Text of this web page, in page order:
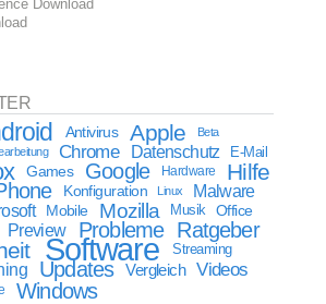
Download
Antivirus Apple
Beta
Chrome Datenschutz E-Mail
Games Google Hardware Hilfe
Konfiguration Linux Malware
Mobile Mozilla Musik Office
Preview Probleme Ratgeber
Software Streaming
Updates Vergleich Videos
Windows